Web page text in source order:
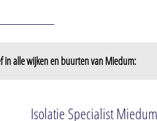
in alle wijken en buurten van Miedum:
Isolatie Specialist Miedum